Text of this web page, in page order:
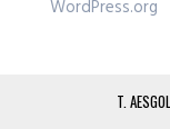
WordPress.org
T.